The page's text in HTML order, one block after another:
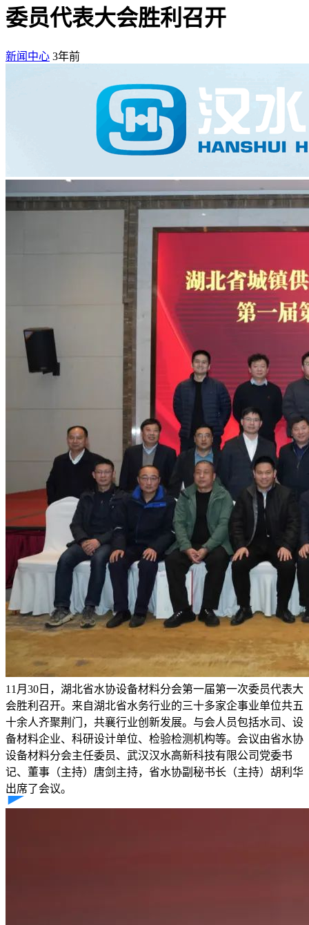
委员代表大会胜利召开
新闻中心 3年前
11月30日，湖北省水协设备材料分会第一届第一次委员代表大
会胜利召开。来自湖北省水务行业的三十多家企事业单位共五
十余人齐聚荆门，共襄行业创新发展。与会人员包括水司、设
备材料企业、科研设计单位、检验检测机构等。会议由省水协
设备材料分会主任委员、武汉汉水高新科技有限公司党委书
记、董事（主持）唐剑主持，省水协副秘书长（主持）胡利华
出席了会议。